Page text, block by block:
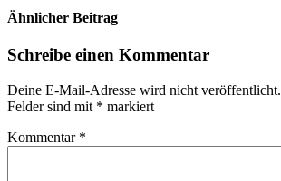
Ähnlicher Beitrag
Schreibe einen Kommentar
Deine E-Mail-Adresse wird nicht veröffentlicht.
Felder sind mit * markiert
Kommentar *